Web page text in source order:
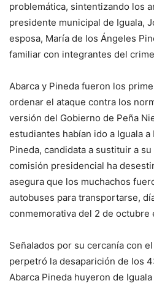
problemática, sintentizando los
presidente municipal de Iguala,
esposa, María de los Ángeles
familiar con integrantes del
Abarca y Pineda fueron los
ordenar el ataque contra los
versión del Gobierno de Peña
estudiantes habían ido a Iguala
Pineda, candidata a sustituir a
comisión presidencial ha
asegura que los muchachos
autobuses para transportarse,
conmemorativa del 2 de octubre
Señalados por su cercanía con
perpetró la desaparición de los
Abarca Pineda huyeron de